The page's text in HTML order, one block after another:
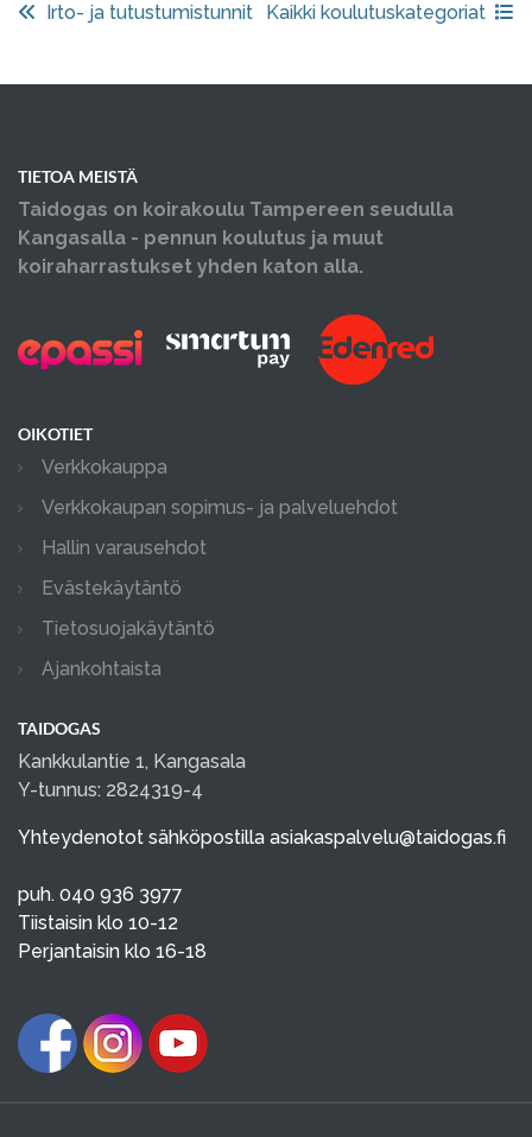
Irto- ja tutustumistunnit Kaikki koulutuskategoriat
TIETOA MEISTÄ
Taidogas on koirakoulu Tampereen seudulla
Kangasalla - pennun koulutus ja muut
koiraharrastukset yhden katon alla.
OIKOTIET
Verkkokauppa
Verkkokaupan sopimus- ja palveluehdot
Hallin varausehdot
Evästekäytäntö
Tietosuojakäytäntö
Ajankohtaista
TAIDOGAS
Kankkulantie 1, Kangasala
Y-tunnus: 2824319-4
Yhteydenotot sähköpostilla asiakaspalvelu@taidogas.fi
puh. 040 936 3977
Tiistaisin klo 10-12
Perjantaisin klo 16-18